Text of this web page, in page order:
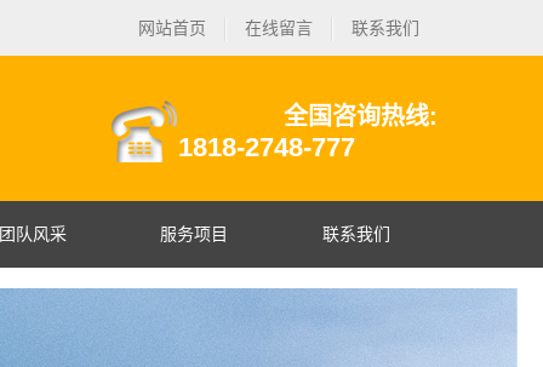
网站首页 在线留言 联系我们
全国咨询热线:
1818-2748-777
队风采 服务项目 联系我们